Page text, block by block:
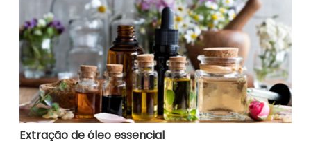
Extração de óleo essencial